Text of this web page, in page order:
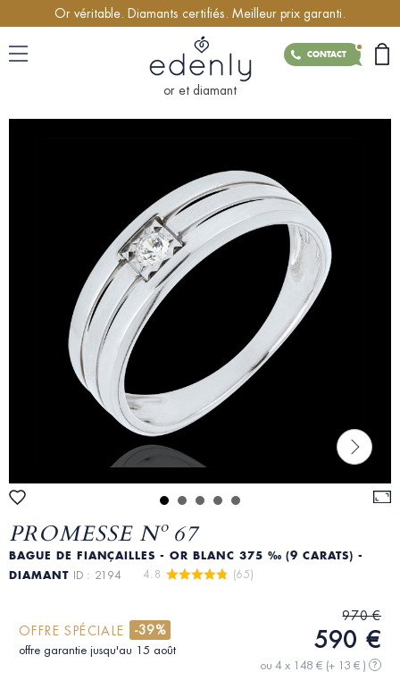
Or véritable. Diamants certifiés. Meilleur prix garanti.
CONTACT
or et diamant
PROMESSE Nº 67
BAGUE DE FIANÇAILLES - OR BLANC 375 ‰ (9 CARATS) -
DIAMANT ID : 2194 4.8 (65)
OFFRE SPÉCIALE -39%
offre garantie jusqu'au 15 août
970 €
590 €
ou 4 x 148 € (+ 13 € ) ?